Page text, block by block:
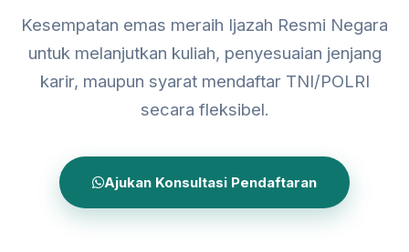
Kesempatan emas meraih Ijazah Resmi Negara
untuk melanjutkan kuliah, penyesuaian jenjang
karir, maupun syarat mendaftar TNI/POLRI
secara fleksibel.
Ajukan Konsultasi Pendaftaran